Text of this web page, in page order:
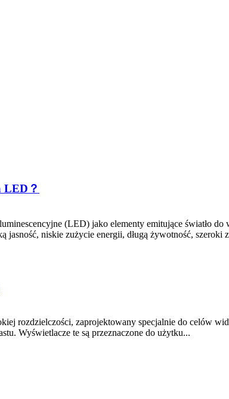
LED？
(LED) jako elementy emitujące światło
niskie zużycie energii, długą żywotność, szeroki
rozdzielczości, zaprojektowany specjalnie do celów
Wyświetlacze te są przeznaczone do użytku...